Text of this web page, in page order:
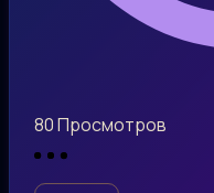
80Просмотров